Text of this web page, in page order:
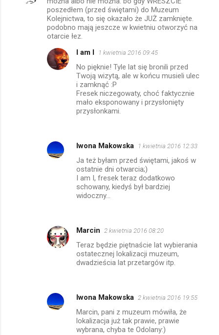
poszedłem (przed świętami) do Muzeum
Kolejnictwa, to się okazało że JUŻ zamknięte.
podobno mają jeszcze w kwietniu otworzyć na
otarcie łez.
I am I 1 kwietnia 2016 09:45
No pięknie! Tyle lat się bronili przed
Twoją wizytą, ale w końcu musieli ulec
i zamknąć :P
Fresek niczegowaty, choć faktycznie
mało eksponowany i przysłonięty
przysłonkami.
Iwona Makowska 1 kwietnia 2016 12:33
Ja też byłam przed świętami, jakoś w
ostatnie dni otwarcia;)
I am I, fresek teraz dodatkowo
schowany, kiedyś był bardziej
widoczny...
Marcin 2 kwietnia 2016 08:20
Teraz będzie piętnaście lat wybierania
ostatecznej lokalizacji muzeum,
dwadzieścia lat przetargów itp.
Iwona Makowska 2 kwietnia 2016 19:55
Marcin, pani z muzeum mówiła, że
lokalizacja już tak prawie, prawie
wybrana, chyba te Odolany:)